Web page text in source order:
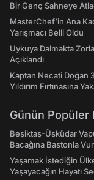
Bir Genç Sahneye
MasterChef’in Ana
Yarışmacı Belli Oldu
Uykuya Dalmakta
Açıklandı
Kaptan Necati Doğan
Yıldırım Fırtınasına
Günün Popüler
Beşiktaş-Üsküdar
Bacağına Bastonla
Yaşamak İstediğin
Yaşayacağın Hayatı